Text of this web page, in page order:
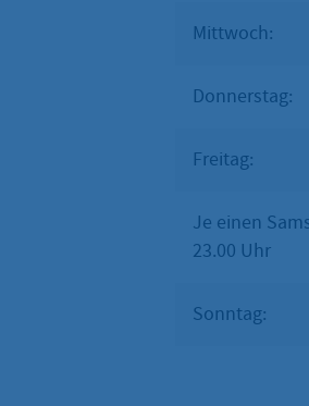
Mittwoch:
Donnerstag:
Freitag:
Je einen
23.00 Uhr
Sonntag: